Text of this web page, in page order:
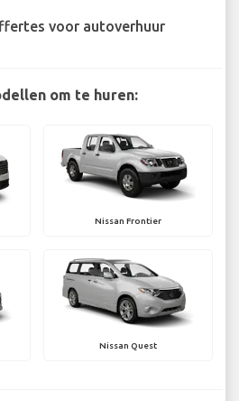
voor autoverhuur
om te huren:
Nissan Frontier
Nissan Quest